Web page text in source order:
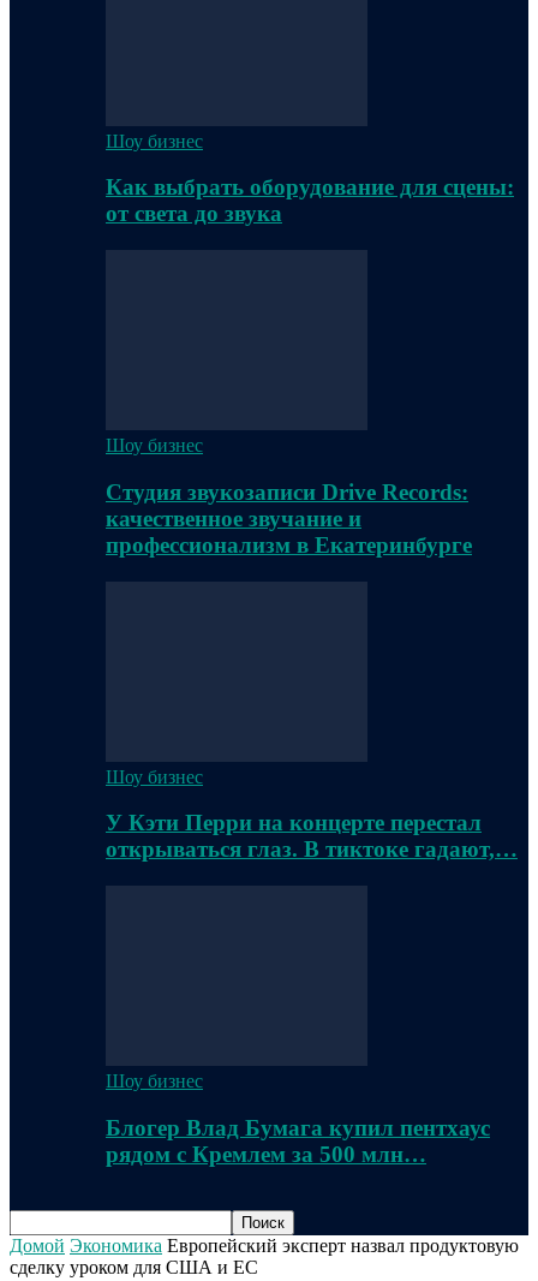
Шоу бизнес
Как выбрать оборудование для сцены:
от света до звука
Шоу бизнес
Студия звукозаписи Drive Records:
качественное звучание и
профессионализм в Екатеринбурге
Шоу бизнес
У Кэти Перри на концерте перестал
открываться глаз. В тиктоке гадают,…
Шоу бизнес
Блогер Влад Бумага купил пентхаус
рядом с Кремлем за 500 млн…
Домой Экономика Европейский эксперт назвал продуктовую
сделку уроком для США и ЕС